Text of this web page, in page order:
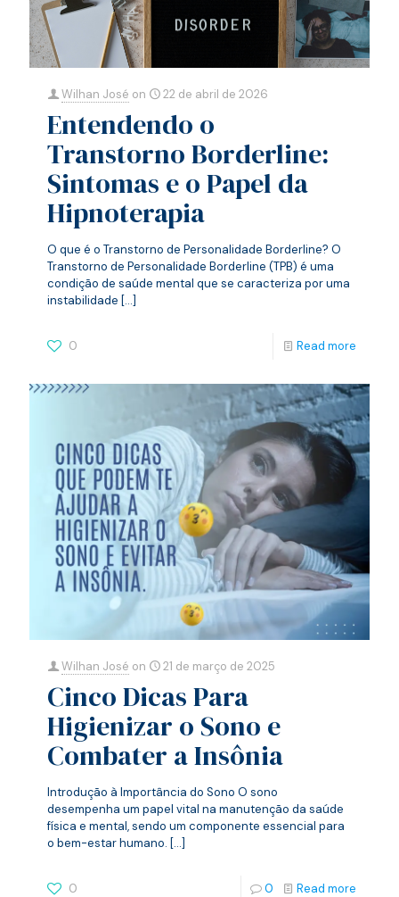
22 de abril de 2026
Entendendo o
Transtorno Borderline:
Sintomas e o Papel da
Hipnoterapia
O que é o Transtorno de Personalidade Borderline? O
Transtorno de Personalidade Borderline (TPB) é uma
condição de saúde mental que se caracteriza por uma
Cinco Dicas Para
Higienizar o Sono e
Combater a Insônia
Introdução à Importância do Sono O sono
desempenha um papel vital na manutenção da saúde
física e mental, sendo um componente essencial para